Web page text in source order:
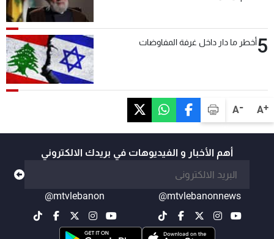
A+
A-
5أخطر ما دار داخل غرفة المفاوضات
أهم الأخبار و الفيديوهات في بريدك الالكتروني
@mtvlebanonnews
@mtvlebanon